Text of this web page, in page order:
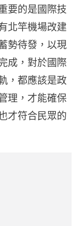
要的是國際技
北竿機場改建
勢待發，以現
成，對於國際
，都應該是政
理，才能確保
才符合民眾的